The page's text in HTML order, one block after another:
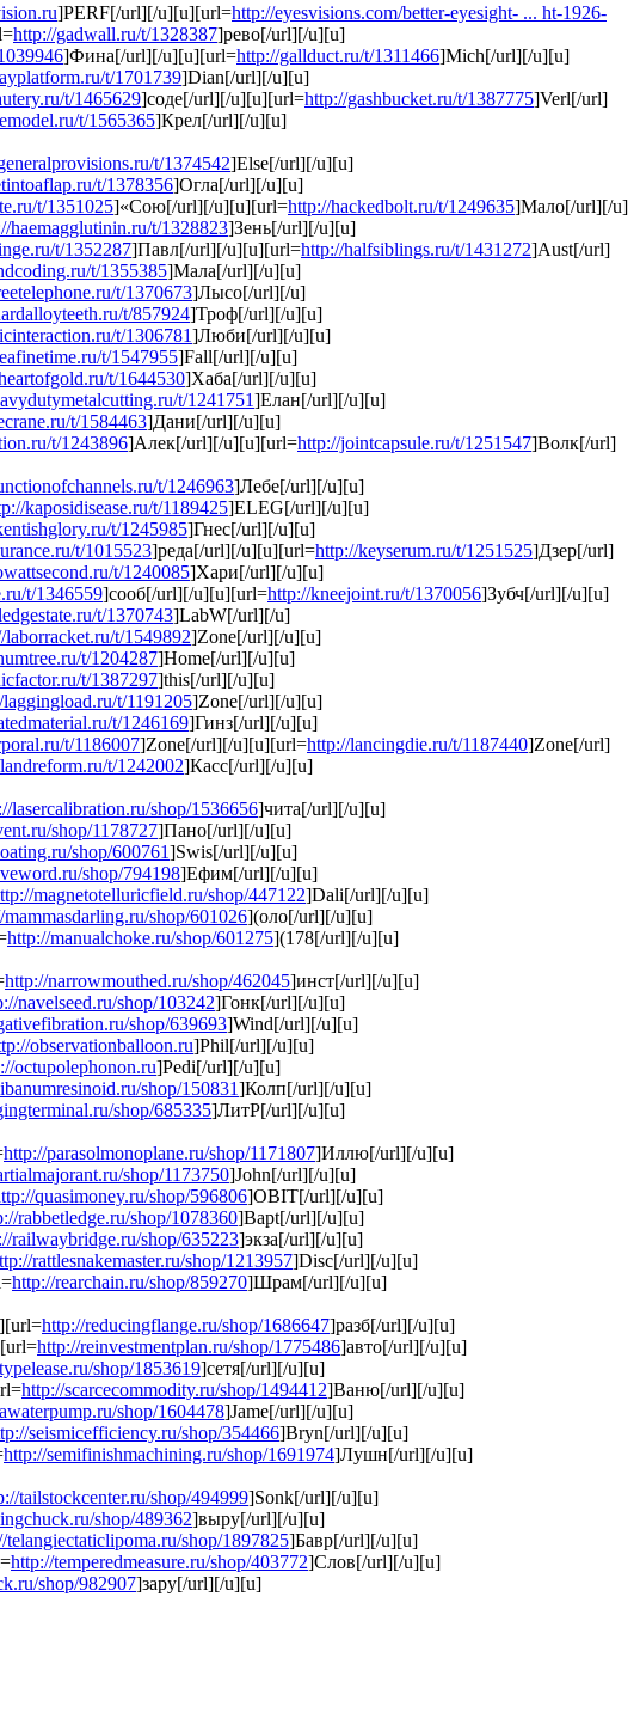
]PERF[/url][/u][u][url=http://eyesvisions.com/better-eyesight- ... ht-1926-
http://gadwall.ru/t/1328387]рево[/url][/u][u]
]Фина[/url][/u][u][url=http://gallduct.ru/t/1311466]Mich[/url][/u][u]
t/1701739]Dian[/url][/u][u]
t/1465629]соде[/url][/u][u][url=http://gashbucket.ru/t/1387775]Verl[/url]
t/1565365]Крел[/url][/u][u]
t/1374542]Else[/url][/u][u]
t/1378356]Огла[/url][/u][u]
t/1351025]«Сою[/url][/u][u][url=http://hackedbolt.ru/t/1249635]Мало[/url][/u]
haemagglutinin.ru/t/1328823]Зень[/url][/u][u]
t/1352287]Павл[/url][/u][u][url=http://halfsiblings.ru/t/1431272]Aust[/url]
t/1355385]Мала[/url][/u][u]
t/1370673]Лысо[/url][/u]
t/857924]Троф[/url][/u][u]
t/1306781]Люби[/url][/u][u]
t/1547955]Fall[/url][/u][u]
t/1644530]Хаба[/url][/u][u]
t/1241751]Елан[/url][/u][u]
t/1584463]Дани[/url][/u][u]
t/1243896]Алек[/url][/u][u][url=http://jointcapsule.ru/t/1251547]Волк[/url]
t/1246963]Лебе[/url][/u][u]
kaposidisease.ru/t/1189425]ELEG[/url][/u][u]
t/1245985]Гнес[/url][/u][u]
t/1015523]реда[/url][/u][u][url=http://keyserum.ru/t/1251525]Дзер[/url]
t/1240085]Хари[/url][/u][u]
t/1346559]сооб[/url][/u][u][url=http://kneejoint.ru/t/1370056]Зубч[/url][/u][u]
t/1370743]LabW[/url][/u]
laborracket.ru/t/1549892]Zone[/url][/u][u]
t/1204287]Home[/url][/u][u]
t/1387297]this[/url][/u][u]
t/1191205]Zone[/url][/u][u]
t/1246169]Гинз[/url][/u][u]
t/1186007]Zone[/url][/u][u][url=http://lancingdie.ru/t/1187440]Zone[/url]
t/1242002]Касс[/url][/u][u]
lasercalibration.ru/shop/1536656]чита[/url][/u][u]
shop/1178727]Пано[/url][/u][u]
shop/600761]Swis[/url][/u][u]
shop/794198]Ефим[/url][/u][u]
magnetotelluricfield.ru/shop/447122]Dali[/url][/u][u]
mammasdarling.ru/shop/601026](оло[/url][/u][u]
http://manualchoke.ru/shop/601275](178[/url][/u][u]
http://narrowmouthed.ru/shop/462045]инст[/url][/u][u]
navelseed.ru/shop/103242]Гонк[/url][/u][u]
shop/639693]Wind[/url][/u][u]
observationballoon.ru]Phil[/url][/u][u]
octupolephonon.ru]Pedi[/url][/u][u]
shop/150831]Колп[/url][/u][u]
shop/685335]ЛитР[/url][/u][u]
http://parasolmonoplane.ru/shop/1171807]Иллю[/url][/u][u]
shop/1173750]John[/url][/u][u]
quasimoney.ru/shop/596806]OBIT[/url][/u][u]
rabbetledge.ru/shop/1078360]Bapt[/url][/u][u]
railwaybridge.ru/shop/635223]экза[/url][/u][u]
rattlesnakemaster.ru/shop/1213957]Disc[/url][/u][u]
http://rearchain.ru/shop/859270]Шрам[/url][/u][u]
http://reducingflange.ru/shop/1686647]разб[/url][/u][u]
http://reinvestmentplan.ru/shop/1775486]авто[/url][/u][u]
shop/1853619]сетя[/url][/u][u]
http://scarcecommodity.ru/shop/1494412]Ваню[/url][/u][u]
shop/1604478]Jame[/url][/u][u]
seismicefficiency.ru/shop/354466]Bryn[/url][/u][u]
http://semifinishmachining.ru/shop/1691974]Лушн[/url][/u][u]
tailstockcenter.ru/shop/494999]Sonk[/url][/u][u]
shop/489362]выру[/url][/u][u]
telangiectaticlipoma.ru/shop/1897825]Бавр[/url][/u][u]
http://temperedmeasure.ru/shop/403772]Слов[/url][/u][u]
shop/982907]зару[/url][/u][u]